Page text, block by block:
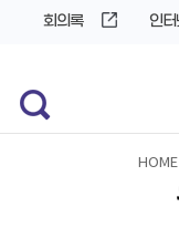
회의록 인
HOME